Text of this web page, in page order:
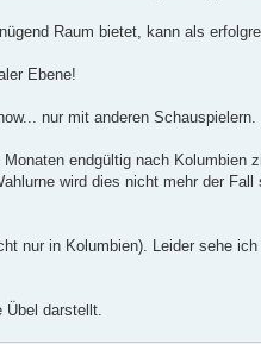
Raum bietet, kann als
Ebene!
nur mit anderen Schauspielern.
endgültig nach Kolumbien
wird dies nicht mehr der Fall
nur in Kolumbien). Leider sehe
darstellt.